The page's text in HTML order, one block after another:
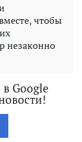
чтобы
незаконно
Google